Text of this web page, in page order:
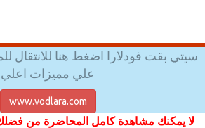
سيتي بقت فودلارا اضغط هنا للانتقال
علي مميزات اعلي
www.vodlara.com
لا يمكنك مشاهدة كامل المحاضرة من